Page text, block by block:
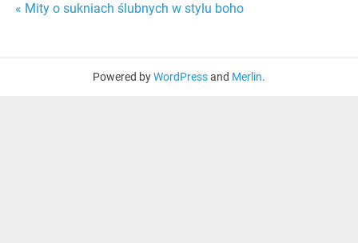
Nawigacja
« Mity o sukniach ślubnych w stylu boho
Powered byWordPressand Merlin.